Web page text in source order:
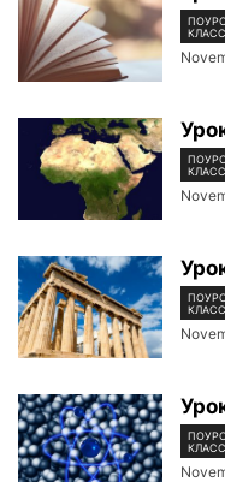
КЛАСС
КЛАСС
КЛАСС
КЛАСС